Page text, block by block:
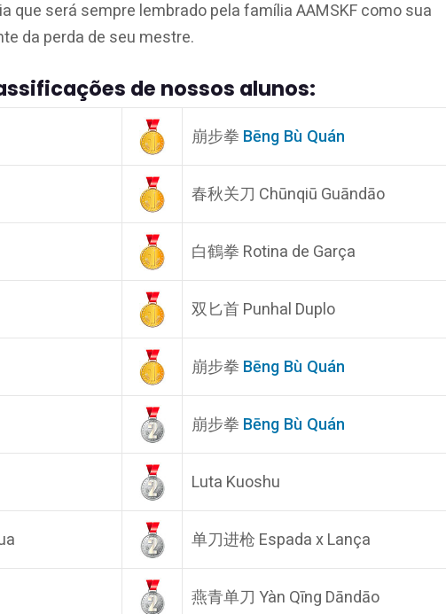
que será sempre lembrado pela família AAMSKF como sua
da perda de seu mestre.
de nossos alunos:
崩步拳 Bēng Bù Quán
春秋关刀 Chūnqiū Guāndāo
白鶴拳 Rotina de Garça
双匕首 Punhal Duplo
崩步拳 Bēng Bù Quán
崩步拳 Bēng Bù Quán
Luta Kuoshu
单刀进枪 Espada x Lança
燕青单刀 Yàn Qīng Dāndāo